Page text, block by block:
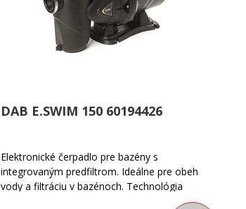
DAB E.SWIM 150 60194426
Elektronické čerpadlo pre bazény s
integrovaným predfiltrom. Ideálne pre obeh
vody a filtráciu v bazénoch. Technológia
frekvenčného meniča kombinovaná s vodou